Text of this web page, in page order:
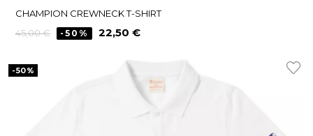
CHAMPION CREWNECK T-SHIRT
Precio
45,00 € -50% Precio
22,50 €
-50%